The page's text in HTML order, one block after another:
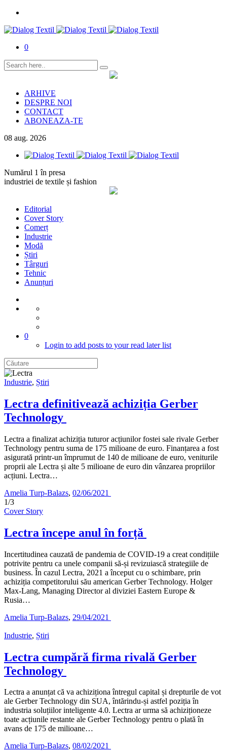
0
ARHIVE
DESPRE NOI
CONTACT
ABONEAZA-TE
08 aug. 2026
Numărul 1 în presa
industriei de textile și fashion
Editorial
Cover Story
Comerț
Industrie
Modă
Știri
Târguri
Tehnic
Anunțuri
0
Login to add posts to your read later list
Industrie, Știri
Lectra definitivează achiziția Gerber
Technology
Lectra a finalizat achiziția tuturor acțiunilor fostei sale rivale Gerber
Technology pentru suma de 175 milioane de euro. Finanțarea a fost
asigurată printr-un împrumut de 140 de milioane de euro, veniturile
proprii ale Lectra și alte 5 milioane de euro din vânzarea propriilor
acțiuni. Lectra…
Amelia Turp-Balazs, 02/06/2021
1/3
Cover Story
Lectra începe anul în forță
Incertitudinea cauzată de pandemia de COVID-19 a creat condițiile
potrivite pentru ca unele companii să-și revizuiască strategiile de
business. În cazul Lectra, 2021 a început cu o schimbare, prin
achiziția competitorului său american Gerber Technology. Holger
Max-Lang, Managing Director al diviziei Eastern Europe &
Rusia…
Amelia Turp-Balazs, 29/04/2021
Industrie, Știri
Lectra cumpără firma rivală Gerber
Technology
Lectra a anunțat că va achiziționa întregul capital și drepturile de vot
ale Gerber Technology din SUA, întărindu-și astfel poziția în
industria soluțiilor inteligente 4.0. Lectra ar urma să achiziționeze
toate acțiunile restante ale Gerber Technology pentru o plată în
avans de 175 de milioane…
Amelia Turp-Balazs, 08/02/2021